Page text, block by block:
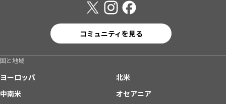
コミュニティを見る
国と地域
ヨーロッパ
北米
中南米
オセアニア